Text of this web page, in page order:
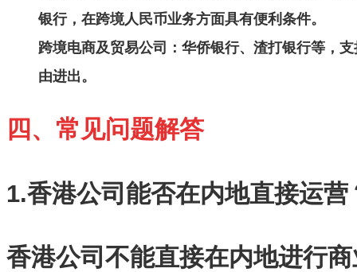
银行，在跨境人民币业务方面具有便利条件。
跨境电商及贸易公司
：华侨银行、渣打银行等，
由进出。
四、常见问题解答
1.香港公司能否在内地直接运营
香港公司不能直接在内地进行